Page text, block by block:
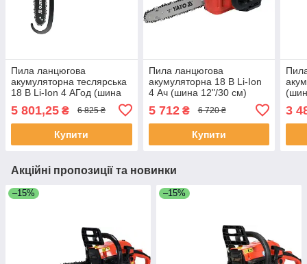
Пила ланцюгова
акумуляторна теслярська
18 В Li-Ion 4 АГод (шина
6"/15.85 см) 28 ланок Yato
YT-828115
5 801,25 ₴ 6 825 ₴
Купити
Пила ланцюгова
акумуляторна 18 В Li-Ion
4 Ач (шина 12"/30 см)
ланцюг 45 зубів Yato YT-
828137 (Польща)
5 712₴ 6 720 ₴
Купити
3
Акційні пропозиції та новинки
–15% –15%